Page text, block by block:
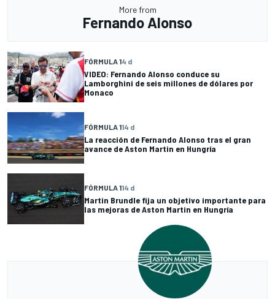
More from
Fernando Alonso
FÓRMULA 14 d
VIDEO: Fernando Alonso conduce su
Lamborghini de seis millones de dólares por
Monaco
FÓRMULA 114 d
La reacción de Fernando Alonso tras el gran
avance de Aston Martin en Hungría
FÓRMULA 114 d
Martin Brundle fija un objetivo importante para
las mejoras de Aston Martin en Hungría